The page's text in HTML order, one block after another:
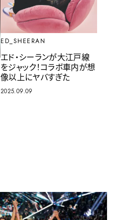
ED_SHEERAN
エド・シーランが大江戸線
をジャック！コラボ車内が想
像以上にヤバすぎた
2025.09.09